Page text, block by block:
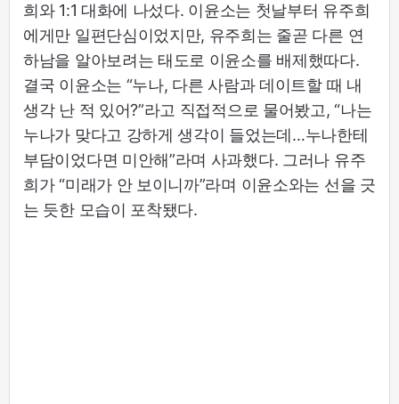
희와 1:1 대화에 나섰다. 이윤소는 첫날부터 유주희
에게만 일편단심이었지만, 유주희는 줄곧 다른 연
하남을 알아보려는 태도로 이윤소를 배제했따다.
결국 이윤소는 “누나, 다른 사람과 데이트할 때 내
생각 난 적 있어?”라고 직접적으로 물어봤고, “나는
누나가 맞다고 강하게 생각이 들었는데…누나한테
부담이었다면 미안해”라며 사과했다. 그러나 유주
희가 “미래가 안 보이니까”라며 이윤소와는 선을 긋
는 듯한 모습이 포착됐다.